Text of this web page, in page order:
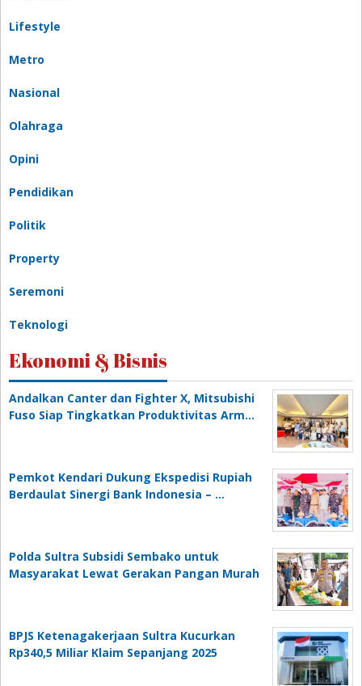
Lifestyle
Metro
Nasional
Olahraga
Opini
Pendidikan
Politik
Property
Seremoni
Teknologi
Ekonomi & Bisnis
Andalkan Canter dan Fighter X, Mitsubishi
Fuso Siap Tingkatkan Produktivitas Arm…
Pemkot Kendari Dukung Ekspedisi Rupiah
Berdaulat Sinergi Bank Indonesia – …
Polda Sultra Subsidi Sembako untuk
Masyarakat Lewat Gerakan Pangan Murah
BPJS Ketenagakerjaan Sultra Kucurkan
Rp340,5 Miliar Klaim Sepanjang 2025